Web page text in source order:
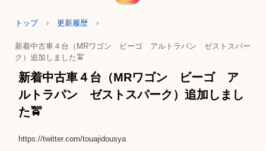
トップ › 更新履歴 ›
新着中古車４台（MRワゴン ビーゴ アルトラパン ゼストスパー
ク）追加しました🚖
新着中古車４台（MRワゴン ビーゴ ア
ルトラパン ゼストスパーク）追加しまし
た🚖
https://twitter.com/touajidousya